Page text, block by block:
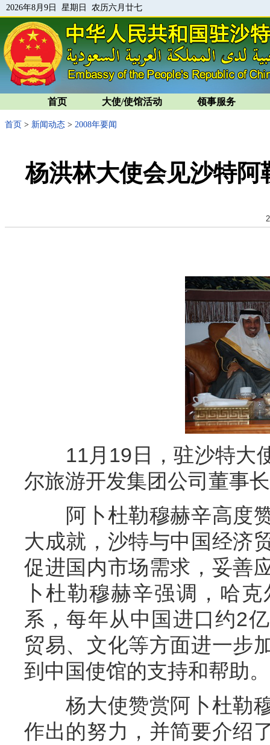
2026年8月9日 星期日 农历六月廿七
首页 大使/使馆活动 领事服务
首页 > 新闻动态 > 2008年要闻
杨洪林大使会见沙特
11月19日，驻沙特大使
尔旅游开发集团公司董事
阿卜杜勒穆赫辛高度赞
大成就，沙特与中国经济
促进国内市场需求，妥善
卜杜勒穆赫辛强调，哈
系，每年从中国进口约2
贸易、文化等方面进一步
到中国使馆的支持和帮助。
杨大使赞赏阿卜杜勒穆
作出的努力，并简要介绍